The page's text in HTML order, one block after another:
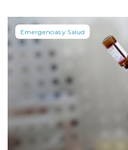
Emergencias y Salud